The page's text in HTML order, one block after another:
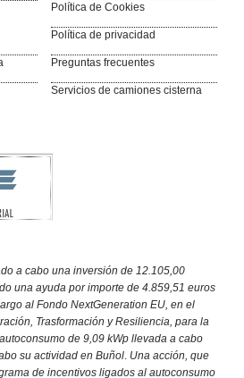
Política de Cookies
Política de privacidad
Preguntas frecuentes
Servicios de camiones cisterna
a cabo una inversión de 12.105,00
una ayuda por importe de 4.859,51 euros
al Fondo NextGeneration EU, en el
Trasformación y Resiliencia, para la
de 9,09 kWp llevada a cabo
su actividad en Buñol. Una acción, que
de incentivos ligados al autoconsumo